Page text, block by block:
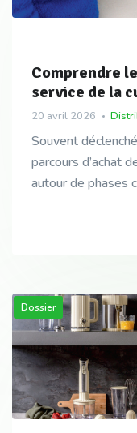
Comprendre
service de la
20 avril 2026
Souvent
parcours d’achat
autour de phases
Dossier